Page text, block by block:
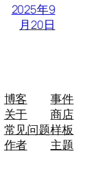
2025年9
月20日
博客
关于
常见问题
作者
事件
商店
样板
主题